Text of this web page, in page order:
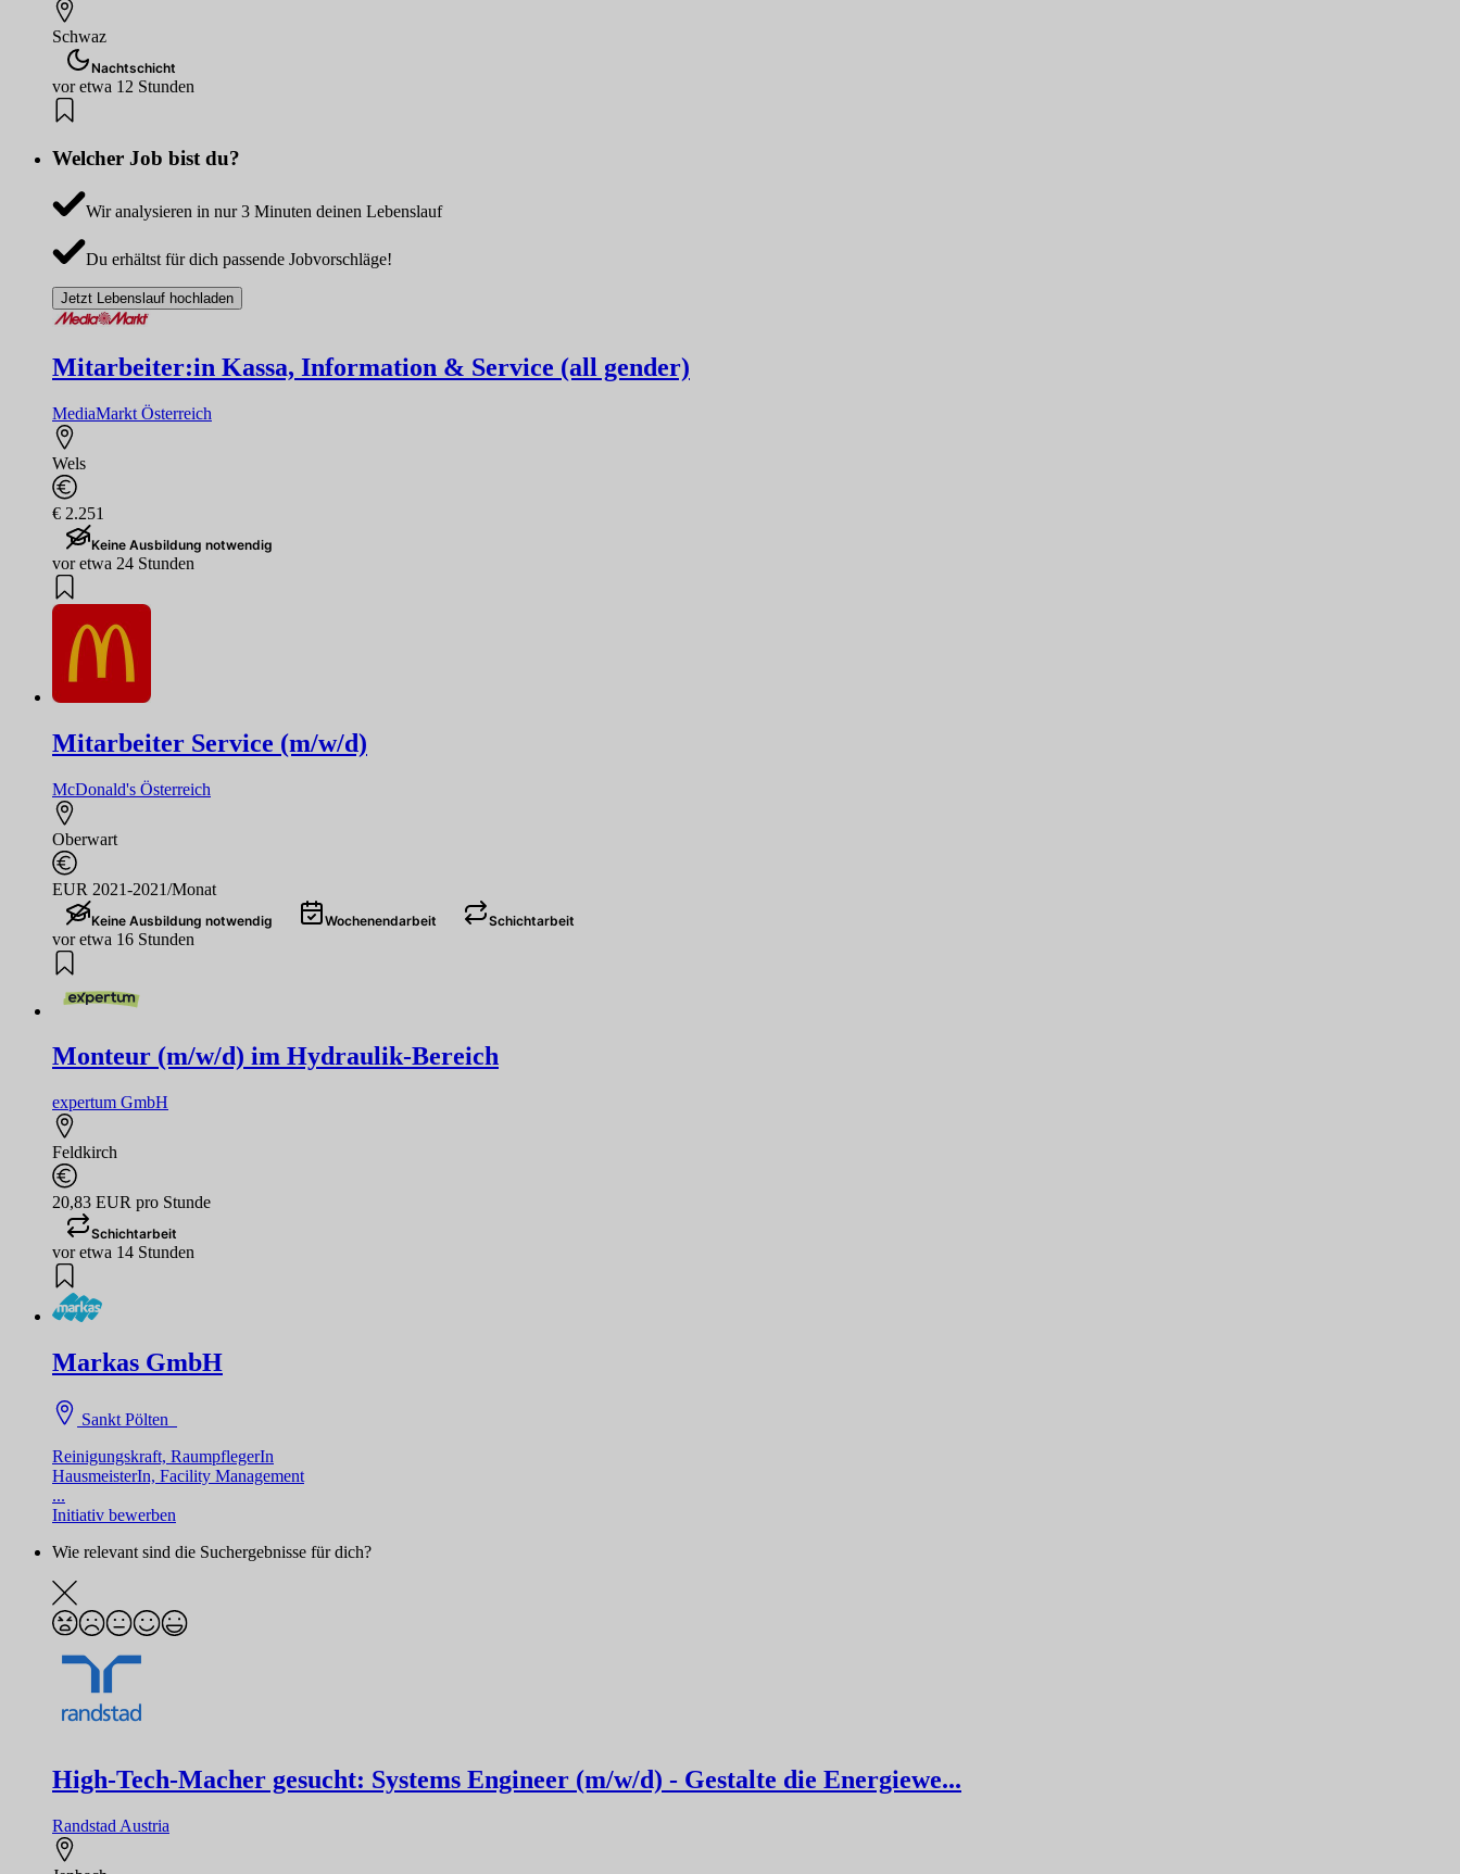
Schwaz
Nachtschicht
vor etwa 12 Stunden
Welcher Job bist du?
Wir analysieren in nur 3 Minuten deinen Lebenslauf
Du erhältst für dich passende Jobvorschläge!
Jetzt Lebenslauf hochladen
Mitarbeiter:in Kassa, Information & Service (all gender)
MediaMarkt Österreich
Wels
€ 2.251
Keine Ausbildung notwendig
vor etwa 24 Stunden
Mitarbeiter Service (m/w/d)
McDonald's Österreich
Oberwart
EUR 2021-2021/Monat
Keine Ausbildung notwendig Wochenendarbeit Schichtarbeit
vor etwa 16 Stunden
Monteur (m/w/d) im Hydraulik-Bereich
expertum GmbH
Feldkirch
20,83 EUR pro Stunde
Schichtarbeit
vor etwa 14 Stunden
Markas GmbH
Sankt Pölten
Reinigungskraft, RaumpflegerIn
HausmeisterIn, Facility Management
...
Initiativ bewerben
Wie relevant sind die Suchergebnisse für dich?
High-Tech-Macher gesucht: Systems Engineer (m/w/d) - Gestalte die Energiewe...
Randstad Austria